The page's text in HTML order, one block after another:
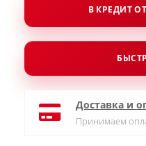
В КРЕДИТ
Доставка и
Принимаем